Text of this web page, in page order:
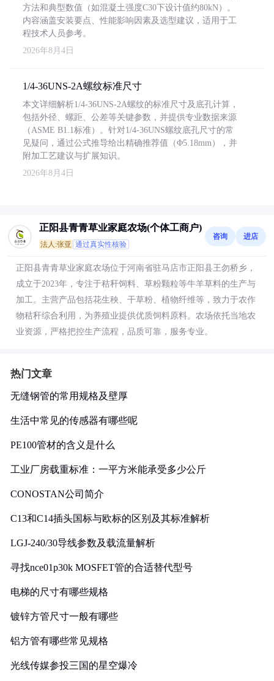
方法和典型数值（如混凝土强度C30下设计值约80kN）。
内容涵盖安装要点、性能影响因素及选型建议，适用于工
程技术人员参考。
2026年8月4日
1/4-36UNS-2A螺纹标准尺寸
本文详细解析1/4-36UNS-2A螺纹的标准尺寸及底孔计算，
包括外径、螺距、公差等关键参数，并提供专业数据来源
（ASME B1.1标准）。针对1/4-36UNS螺纹底孔尺寸的常
见疑问，通过公式推导给出精确推荐值（Φ5.18mm），并
附加工艺建议与扩展知识。
2026年8月4日
正阳县青青草业家庭农场(个体工商户)
法人:张亚 通过真实性核验
咨询 进店
正阳县青青草业家庭农场位于河南省驻马店市正阳县王勿桥乡，
成立于2023年，专注于秸秆饲料、草粉颗粒等牛羊草料的生产与
加工。主营产品包括花生秧、干草粉、植物纤维等，致力于农作
物秸秆综合利用，为养殖业提供优质饲料原料。农场依托当地农
业资源，严格把控生产流程，品质可靠，服务专业。
热门文章
无缝钢管的常用规格及壁厚
生活中常见的传感器有哪些呢
PE100管材的含义是什么
工业厂房载重标准：一平方米能承受多少公斤
CONOSTAN公司简介
C13和C14插头国标与欧标的区别及其标准解析
LGJ-240/30导线参数及载流量解析
寻找nce01p30k MOSFET管的合适替代型号
电梯的尺寸有哪些规格
镀锌方管尺寸一般有哪些
铝方管有哪些常见规格
光线传媒参投三国的星空爆冷